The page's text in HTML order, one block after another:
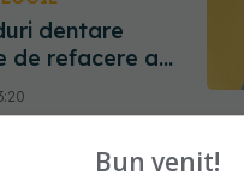
dentare
de refacere a
Bun venit!